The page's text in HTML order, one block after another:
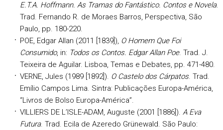
E.T.A. Hoffmann. As Tramas do Fantástico. Contos e Novela.
Trad. Fernando R. de Moraes Barros, Perspectiva, São
Paulo, pp. 180-220.
POE, Edgar Allan (2011 [1839]), O Homem Que Foi
Consumido, in: Todos os Contos. Edgar Allan Poe. Trad. J.
Teixeira de Aguilar. Lisboa, Temas e Debates, pp. 471-480.
VERNE, Jules (1989 [1892]). O Castelo dos Cárpatos. Trad.
Emílio Campos Lima. Sintra: Publicações Europa-América,
“Livros de Bolso Europa-América”.
VILLIERS DE L’ISLE-ADAM, Auguste (2001 [1886]). A Eva
Futura. Trad. Ecila de Azeredo Grünewald. São Paulo: